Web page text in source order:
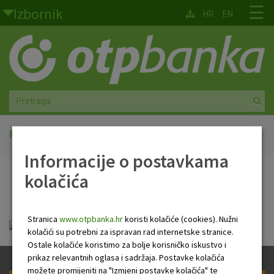
Skoči na glavni sadržaj
Izbornik
Građani
Privatno bankarstvo
Agro
Mala poduzeća i obrtnici
Srednja i velika poduzeća
Faktoring
O nama
☰
HR EN
Početna
Terminski plan
Terminski_plan.pdf
Informacije o postavkama
kolačića
Stranica www.otpbanka.hrkoristi kolačiće (cookies). Nužni
kolačići su potrebni za ispravan rad internetske stranice.
Ostale kolačiće koristimo za bolje korisničko iskustvo i
prikaz relevantnih oglasa i sadržaja. Postavke kolačića
možete promijeniti na "Izmjeni postavke kolačića" te